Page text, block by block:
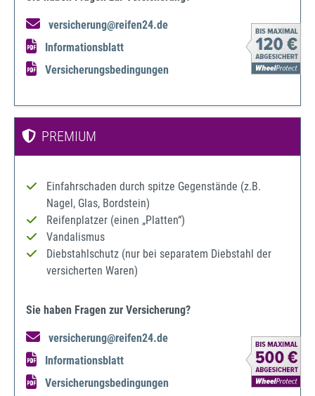
versicherung@reifen24.de
Informationsblatt
Versicherungsbedingungen
PREMIUM
Einfahrschaden durch spitze Gegenstände (z.B.
Nagel, Glas, Bordstein)
Reifenplatzer (einen „Platten“)
Vandalismus
Diebstahlschutz (nur bei separatem Diebstahl der
versicherten Waren)
Sie haben Fragen zur Versicherung?
versicherung@reifen24.de
Informationsblatt
Versicherungsbedingungen